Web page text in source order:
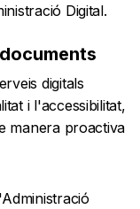
Digital.
digitals
i l'accessibilitat,
manera proactiva